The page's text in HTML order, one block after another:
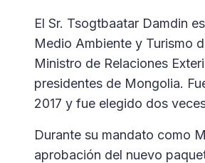
El Sr. Tsogtbaatar Damdin
Medio Ambiente y Turismo
Ministro de Relaciones
presidentes de Mongolia.
2017 y fue elegido dos
Durante su mandato como
aprobación del nuevo